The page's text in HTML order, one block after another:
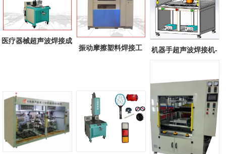
医疗器械超声波焊接成
振动摩擦塑料焊接工
机器手超声波焊接机-